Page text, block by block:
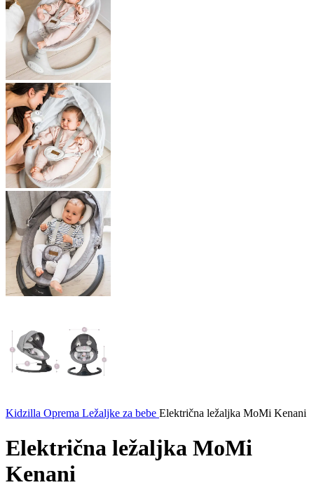
Kidzilla Oprema Ležaljke za bebe Električna ležaljka MoMi Kenani
Električna ležaljka MoMi
Kenani